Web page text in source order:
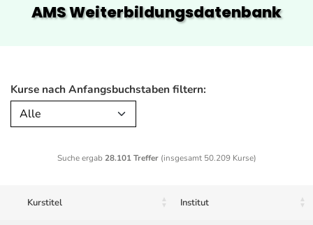
AMS Weiterbildungs­datenbank
Kurse nach Anfangsbuchstaben filtern:
Alle
Suche ergab 28.101 Treffer(insgesamt 50.209 Kurse)
Kurstitel Institut